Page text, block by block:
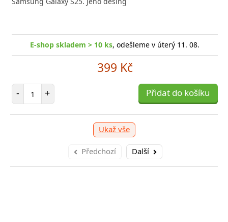
E-shop skladem > 10 ks, odešleme v úterý 11. 08.
399 Kč
- Počet položek
+ Přidat do košíku
Ukaž vše
Předchozí Další